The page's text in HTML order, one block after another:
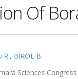
Of
R., BİROL B.
Sciences